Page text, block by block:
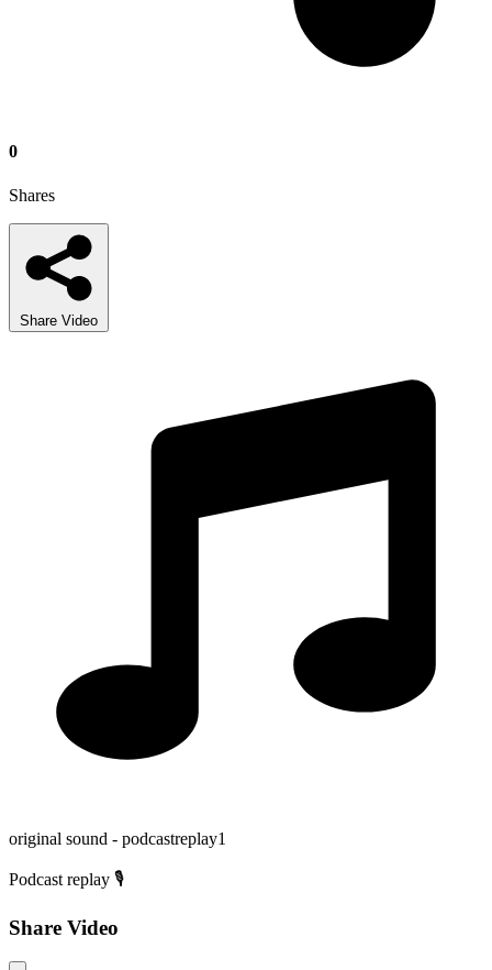
0
Shares
Share Video
original sound - podcastreplay1
Podcast replay 🎙️
Share Video